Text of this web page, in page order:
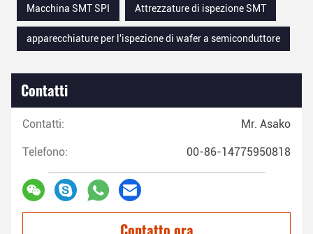
Macchina SMT SPI
Attrezzature di ispezione SMT
apparecchiature per l'ispezione di wafer a semiconduttore
Contatti
Contatti: Mr. Asako
Telefono: 00-86-14775950818
Contatto ora